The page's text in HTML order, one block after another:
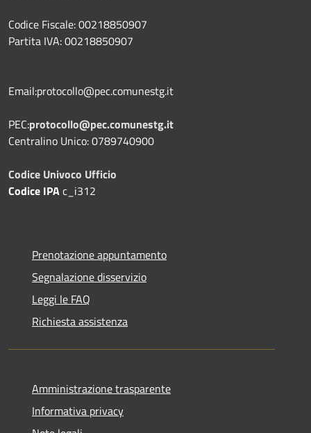
Codice Fiscale: 00218850907
Partita IVA: 00218850907
Email:protocollo@pec.comunestg.it
PEC:protocollo@pec.comunestg.it
Centralino Unico: 0789740900
Codice Univoco Ufficio
Codice IPAc_i312
Prenotazione appuntamento
Segnalazione disservizio
Leggi le FAQ
Richiesta assistenza
Amministrazione trasparente
Informativa privacy